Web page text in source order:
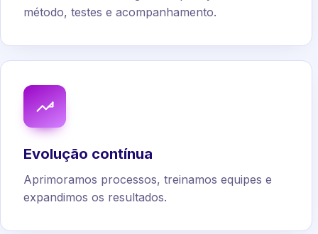
método, testes e acompanhamento.
Evolução contínua
Aprimoramos processos, treinamos equipes e
expandimos os resultados.